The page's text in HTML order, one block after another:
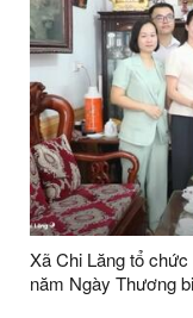
Xã Chi Lăng tổ
năm Ngày Thương